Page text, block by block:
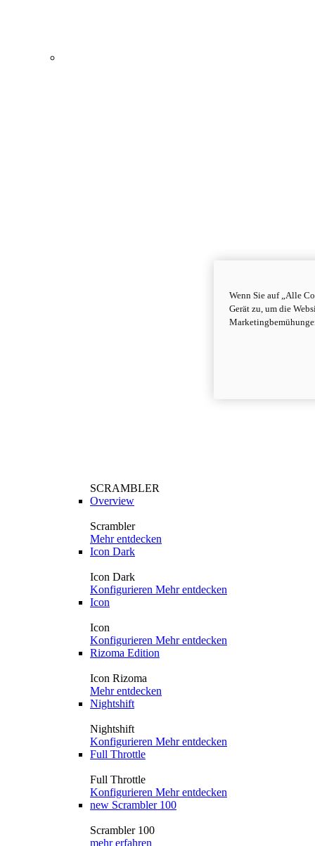
SCRAMBLER
Overview
Scrambler
Mehr entdecken
Icon Dark
Icon Dark
Konfigurieren Mehr entdecken
Icon
Icon
Konfigurieren Mehr entdecken
Rizoma Edition
Icon Rizoma
Mehr entdecken
Nightshift
Nightshift
Konfigurieren Mehr entdecken
Full Throttle
Full Throttle
Konfigurieren Mehr entdecken
new Scrambler 100
Scrambler 100
mehr erfahren
Wenn Sie auf „Alle
Gerät zu, um die